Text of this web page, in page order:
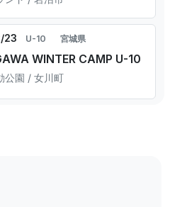
23 U-10 宮城県
WINTER CAMP U-10
公園 / ⼥川町